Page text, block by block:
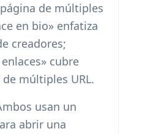
de múltiples
en bio» enfatiza
creadores;
cubre
múltiples URL.
usan un
abrir una